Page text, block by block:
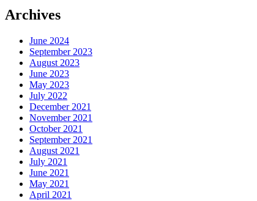
Archives
June 2024
September 2023
August 2023
June 2023
May 2023
July 2022
December 2021
November 2021
October 2021
September 2021
August 2021
July 2021
June 2021
May 2021
April 2021